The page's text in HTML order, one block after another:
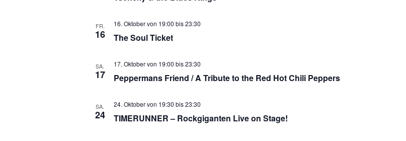
FR.
16 The Soul Ticket
16. Oktober von 19:00 bis23:30
SA.
17 Peppermans Friend / A Tribute to the Red Hot Chili Peppers
17. Oktober von 19:00 bis23:30
SA.
24 TIMERUNNER – Rockgiganten Live on Stage!
24. Oktober von 19:30 bis23:30